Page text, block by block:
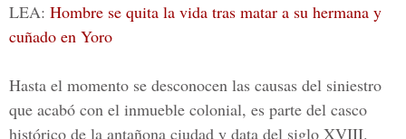
LEA: Hombre se quita la vida tras matar a su hermana y
cuñado en Yoro
Hasta el momento se desconocen las causas del siniestro
que acabó con el inmueble colonial, es parte del casco
histórico de la antañona ciudad y data del siglo XVIII.